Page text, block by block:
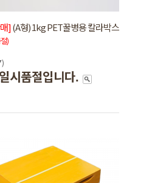
](A형) 1kg PET꿀병용 칼라박스
)
시품절입니다.